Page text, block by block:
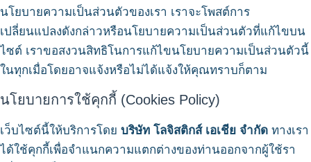
นโยบายความเป็นส่วนตัวของเรา เราจะโพสต์การ
เปลี่ยนแปลงดังกล่าวหรือนโยบายความเป็นส่วนตัวที่แก้ไขบน
ไซต์ เราขอสงวนสิทธิโนการแก้ไขนโยบายความเป็นส่วนตัวนี้
ในทุกเมื่อโดยอาจแจ้งหรือไม่ได้แจ้งให้คุณทราบก็ตาม
นโยบายการใช้คุกกี้ (Cookies Policy)
เว็บไซต์นี้ให้บริการโดย บริษัท โลจิสติกส์ เอเชีย จำกัด ทางเรา
ได้ใช้คุกกี้เพื่อจำแนกความแตกต่างของท่านออกจากผู้ใช้รา